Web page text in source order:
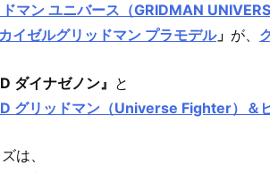
マン ユニバース（GRIDMAN
イゼルグリッドマン プラモデル」 が、
ダイナゼノン』 と
グリッドマン（Universe Fighter）＆
は、